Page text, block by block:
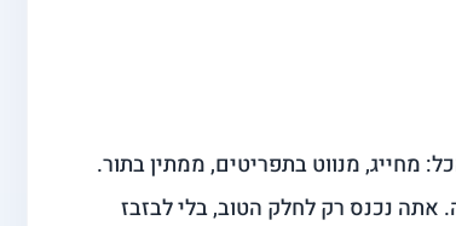
מחייג, מנווט בתפריטים, ממתין בתור.
אתה נכנס רק לחלק הטוב, בלי לבזבז